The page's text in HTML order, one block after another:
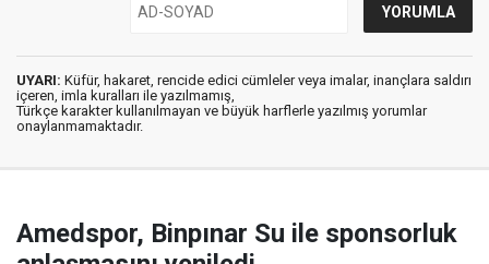
UYARI: Küfür, hakaret, rencide edici cümleler veya imalar, inançlara saldırı
içeren, imla kuralları ile yazılmamış,
Türkçe karakter kullanılmayan ve büyük harflerle yazılmış yorumlar
onaylanmamaktadır.
Amedspor, Binpınar Su ile sponsorluk